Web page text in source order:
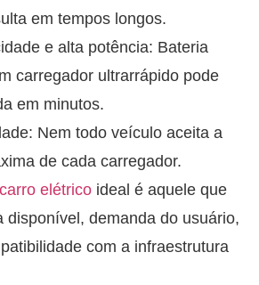
em tempos longos.
e alta potência: Bateria
carregador ultrarrápido pode
em minutos.
Nem todo veículo aceita a
de cada carregador.
elétrico ideal é aquele que
disponível, demanda do usuário,
com a infraestrutura